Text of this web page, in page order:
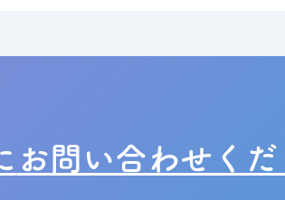
お問い合わせく